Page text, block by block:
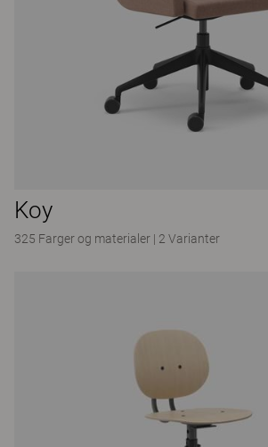
Koy
325 Farger og materialer | 2 Varianter